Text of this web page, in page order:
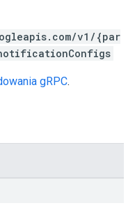
v1/{par
gRPC.